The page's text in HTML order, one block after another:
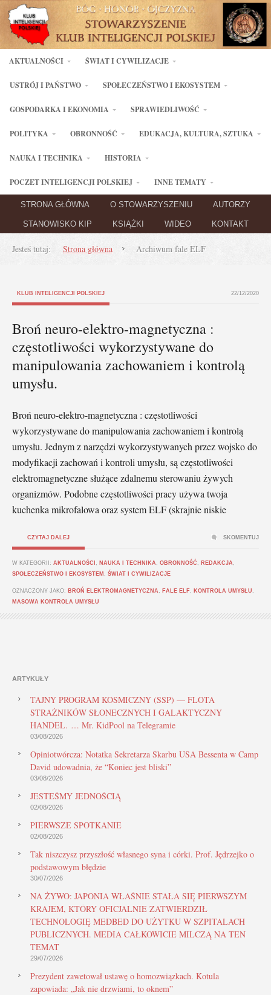
AKTUALNOŚCI ŚWIAT I CYWILIZACJE
USTRÓJ I PAŃSTWO SPOŁECZEŃSTWO I EKOSYSTEM
GOSPODARKA I EKONOMIA SPRAWIEDLIWOŚĆ
POLITYKA OBRONNOŚĆ EDUKACJA, KULTURA, SZTUKA
NAUKA I TECHNIKA HISTORIA
POCZET INTELIGENCJI POLSKIEJ INNE TEMATY
STRONA GŁÓWNA O STOWARZYSZENIU AUTORZY
STANOWISKO KIP KSIĄŻKI WIDEO KONTAKT
Jesteś tutaj: Strona główna Archiwum fale ELF
KLUB INTELIGENCJI POLSKIEJ 22/12/2020
Broń neuro-elektro-magnetyczna :
częstotliwości wykorzystywane do
manipulowania zachowaniem i kontrolą
umysłu.
Broń neuro-elektro-magnetyczna : częstotliwości
wykorzystywane do manipulowania zachowaniem i kontrolą
umysłu. Jednym z narzędzi wykorzystywanych przez wojsko do
modyfikacji zachowań i kontroli umysłu, są częstotliwości
elektromagnetyczne służące zdalnemu sterowaniu żywych
organizmów. Podobne częstotliwości pracy używa twoja
kuchenka mikrofalowa oraz system ELF (skrajnie niskie
CZYTAJ DALEJ
W KATEGORII: AKTUALNOŚCI NAUKA I TECHNIKA OBRONNOŚĆ REDAKCJA
SPOŁECZEŃSTWO I EKOSYSTEM
ŚWIAT I CYWILIZACJE
OZNACZONY JAKO: BROŃ ELEKTROMAGNETYCZNA FALE ELF KONTROLA UMYSŁU
MASOWA KONTROLA UMYSŁU
SKOMENTUJ
ARTYKUŁY
TAJNY PROGRAM KOSMICZNY (SSP) — FLOTA
STRAŻNIKÓW SŁONECZNYCH I GALAKTYCZNY
HANDEL. … Mr. KidPool na Telegramie
03/08/2026
Opiniotwórcza: Notatka Sekretarza Skarbu USA Bessenta w Camp
David udowadnia, że “Koniec jest bliski”
03/08/2026
JESTEŚMY JEDNOŚCIĄ
02/08/2026
PIERWSZE SPOTKANIE
02/08/2026
Tak niszczysz przyszłość własnego syna i córki. Prof. Jędrzejko o
podstawowym błędzie
30/07/2026
NA ŻYWO: JAPONIA WŁAŚNIE STAŁA SIĘ PIERWSZYM
KRAJEM, KTÓRY OFICJALNIE ZATWIERDZIŁ
TECHNOLOGIĘ MEDBED DO UŻYTKU W SZPITALACH
PUBLICZNYCH. MEDIA CAŁKOWICIE MILCZĄ NA TEN
TEMAT
29/07/2026
Prezydent zawetował ustawę o homozwiązkach. Kotula
zapowiada: „Jak nie drzwiami, to oknem”